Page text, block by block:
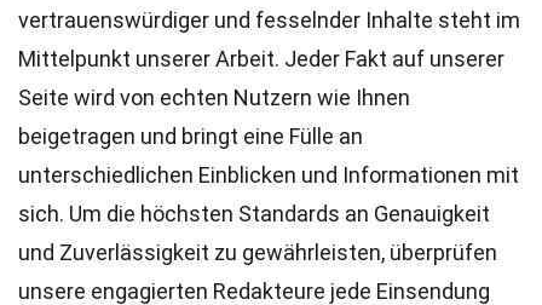
vertrauenswürdiger und fesselnder Inhalte steht im
Mittelpunkt unserer Arbeit. Jeder Fakt auf unserer
Seite wird von echten Nutzern wie Ihnen
beigetragen und bringt eine Fülle an
unterschiedlichen Einblicken und Informationen mit
sich. Um die höchsten Standards an Genauigkeit
und Zuverlässigkeit zu gewährleisten, überprüfen
unsere engagierten Redakteure jede Einsendung